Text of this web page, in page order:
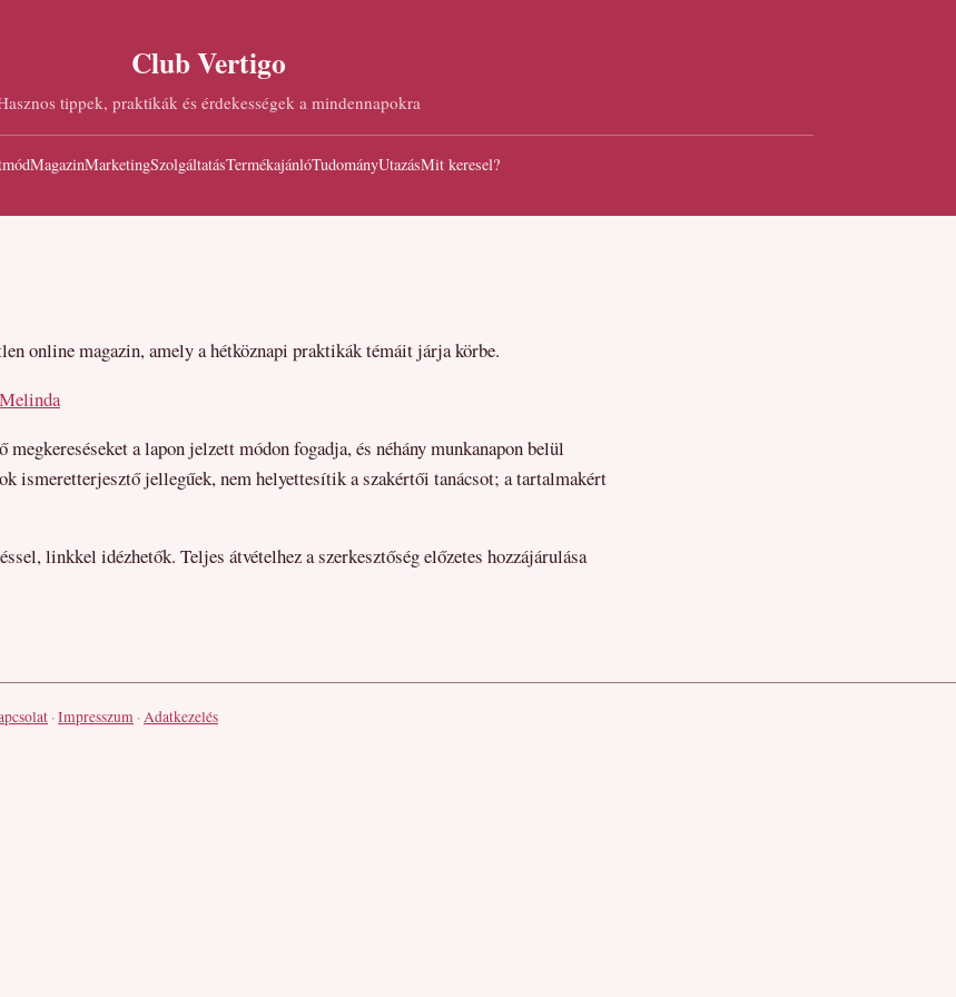
Club Vertigo
tippek, praktikák és érdekességek a mindennapokra
MagazinMarketingSzolgáltatásTermékajánlóTudományUtazásMit keresel?
online magazin, amely a hétköznapi praktikák témáit járja körbe.
megkereséseket a lapon jelzett módon fogadja, és néhány munkanapon belül
ismeretterjesztő jellegűek, nem helyettesítik a szakértői tanácsot; a tartalmakért
linkkel idézhetők. Teljes átvételhez a szerkesztőség előzetes hozzájárulása
·Impresszum ·Adatkezelés